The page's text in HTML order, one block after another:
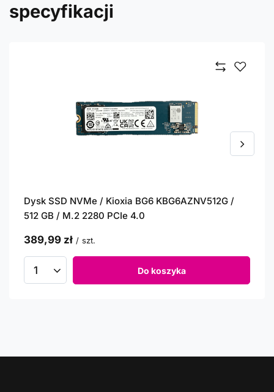
specyfikacji
Dysk SSD NVMe / Kioxia BG6 KBG6AZNV512G /
512 GB / M.2 2280 PCIe 4.0
389,99 zł / szt.
Do koszyka